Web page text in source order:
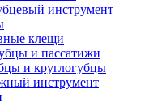
инструмент
клещи
и пассатижи
и круглогубцы
инструмент